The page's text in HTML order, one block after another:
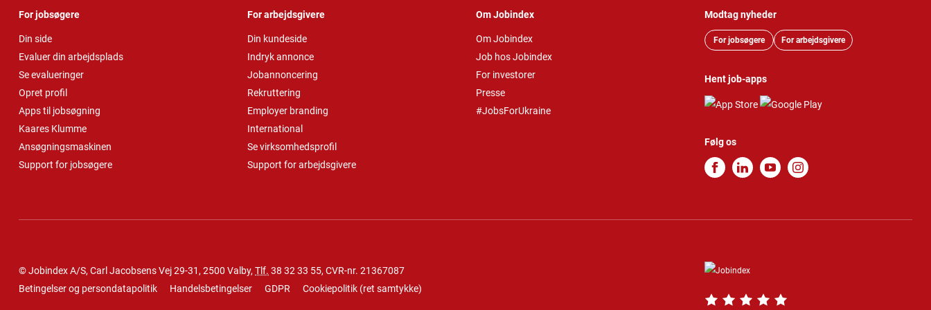
For jobsøgere
Din side
Evaluer din arbejdsplads
Se evalueringer
Opret profil
Apps til jobsøgning
Kaares Klumme
Ansøgningsmaskinen
Support for jobsøgere
For arbejdsgivere
Din kundeside
Indryk annonce
Jobannoncering
Rekruttering
Employer branding
International
Se virksomhedsprofil
Support for arbejdsgivere
Om Jobindex
Om Jobindex
Job hos Jobindex
For investorer
Presse
#JobsForUkraine
Modtag nyheder
For jobsøgere For arbejdsgivere
Hent job-apps
Følg os
© Jobindex A/S, Carl Jacobsens Vej 29-31, 2500 Valby, Tlf. 38 32 33 55, CVR-nr. 21367087
Betingelser og persondatapolitik
Handelsbetingelser GDPR Cookiepolitik (ret samtykke)